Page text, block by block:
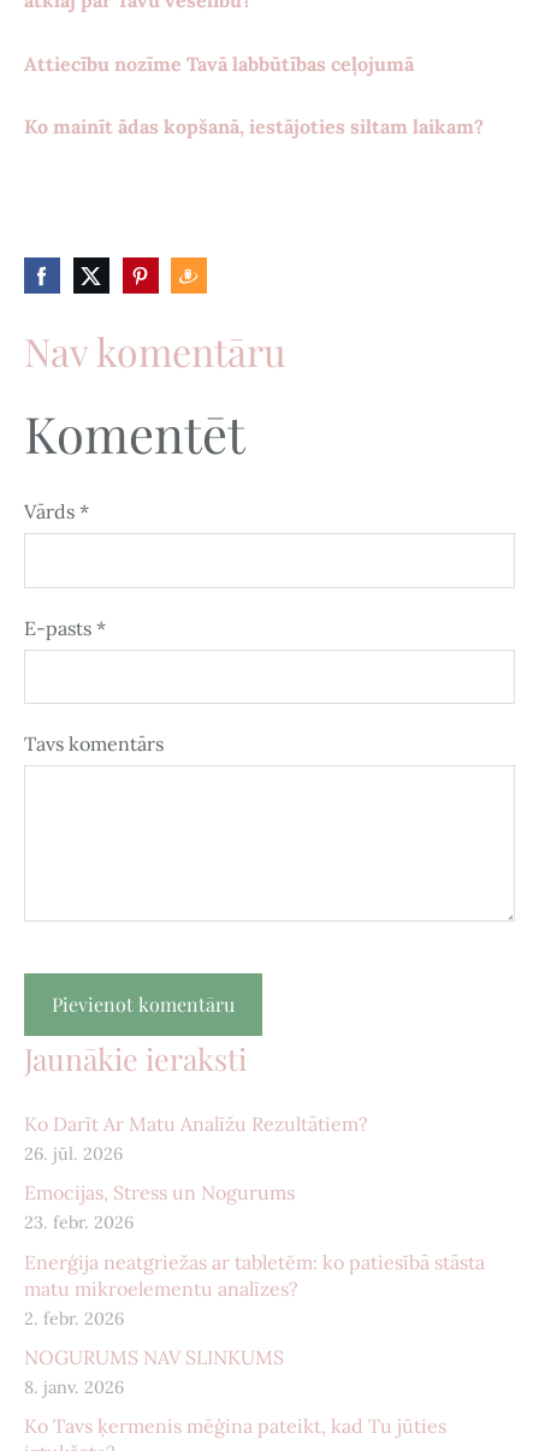
Jaunākie ieraksti
Ko Darīt Ar Matu Analīžu Rezultātiem?
26. jūl. 2026
Emocijas, Stress un Nogurums
23. febr. 2026
Enerģija neatgriežas ar tabletēm: ko patiesībā stāsta
matu mikroelementu analīzes?
2. febr. 2026
NOGURUMS NAV SLINKUMS
8. janv. 2026
Ko Tavs ķermenis mēģina pateikt, kad Tu jūties
Attiecību nozīme Tavā labbūtības ceļojumā
Ko mainīt ādas kopšanā, iestājoties siltam laikam?
Nav komentāru
Komentēt
Vārds *
E-pasts *
Tavs komentārs